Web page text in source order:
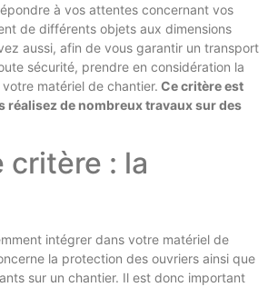
à vos attentes concernant vos
de différents objets aux dimensions
aussi, afin de vous garantir un transport
sécurité, prendre en considération la
matériel de chantier. Ce critère est
réalisez de nombreux travaux sur des
critère : la
intégrer dans votre matériel de
la protection des ouvriers ainsi que
sur un chantier. Il est donc important